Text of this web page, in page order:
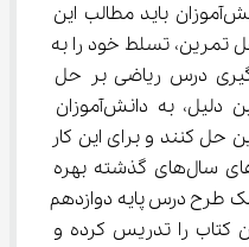
درس ریاضی و آمار است که دانش‌آموزان باید مطالب این
تمرین، تسلط خود را به
درس ریاضی بر حل
تمرین استوار است و به همین دلیل، به دانش‌آموزان
تمرین حل کنند و برای این کار
می‌توانند از حل سوالات کنکورهای سال‌های گذشته بهره
می‌تواند به کمک طرح درس پایه دوازدهم
کتاب را تدریس کرده و